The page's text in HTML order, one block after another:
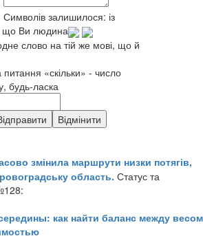
Символів залишилося: із
що Ви людина
слово на тій же мові, що й
питання «скільки» - число
будь-ласка
змінила маршрути низки потягів,
область. Статус та
как найти баланс между весом